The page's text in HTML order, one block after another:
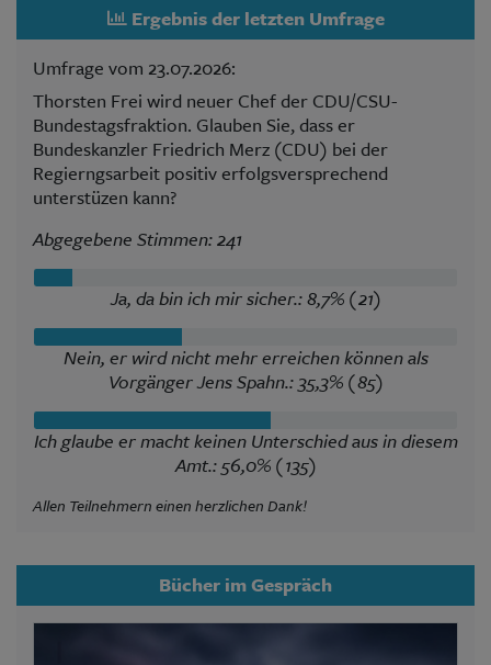
Ergebnis der letzten Umfrage
Umfrage vom 23.07.2026:
Thorsten Frei wird neuer Chef der CDU/CSU-
Bundestagsfraktion. Glauben Sie, dass er
Bundeskanzler Friedrich Merz (CDU) bei der
Regierngsarbeit positiv erfolgsversprechend
unterstüzen kann?
Abgegebene Stimmen: 241
Ja, da bin ich mir sicher.: 8,7% (21)
Nein, er wird nicht mehr erreichen können als
Vorgänger Jens Spahn.: 35,3% (85)
Ich glaube er macht keinen Unterschied aus in diesem
Amt.: 56,0% (135)
Allen Teilnehmern einen herzlichen Dank!
Bücher im Gespräch